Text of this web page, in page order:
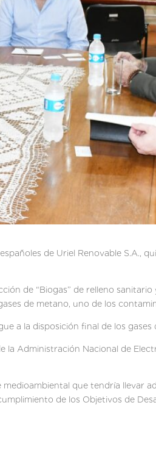
de Uriel Renovable S.A.,
de “Biogas” de relleno
de metano, uno de los
a la disposición final de los gases
Administración Nacional de
que tendría llevar
de los Objetivos de